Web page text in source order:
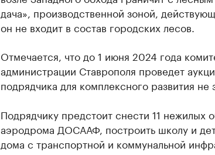
дача», производственной зоной,
он не входит в состав городских лесов.
Отмечается, что до 1 июня 2024 года
администрации Ставрополя проведет
подрядчика для комплексного развития не
Подрядчику предстоит снести 11 нежилых
аэродрома ДОСААФ, построить школу и
дома с транспортной и коммунальной